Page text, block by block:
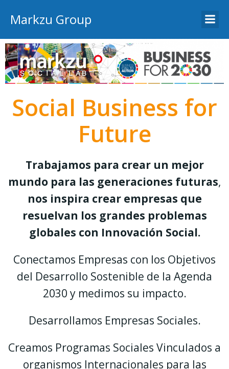
Markzu Group
Social Business for
Future
Trabajamos para crear un mejor
mundo para las generaciones futuras,
nos inspira crear empresas que
resuelvan los grandes problemas
globales con Innovación Social.
Conectamos Empresas con los Objetivos
del Desarrollo Sostenible de la Agenda
2030 y medimos su impacto.
Desarrollamos Empresas Sociales.
Creamos Programas Sociales Vinculados a
organismos Internacionales para las